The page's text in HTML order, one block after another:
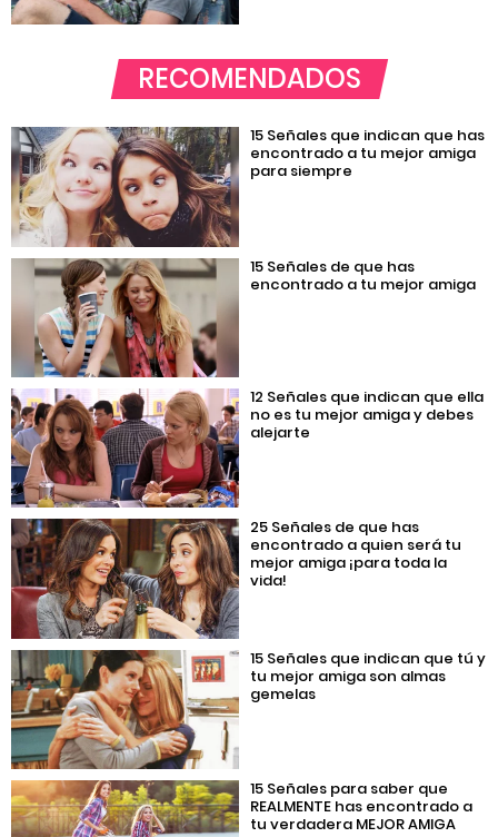
RECOMENDADOS
15 Señales que indican que has
encontrado a tu mejor amiga
para siempre
15 Señales de que has
encontrado a tu mejor amiga
12 Señales que indican que ella
no es tu mejor amiga y debes
alejarte
25 Señales de que has
encontrado a quien será tu
mejor amiga ¡para toda la
vida!
15 Señales que indican que tú y
tu mejor amiga son almas
gemelas
15 Señales para saber que
REALMENTE has encontrado a
tu verdadera MEJOR AMIGA